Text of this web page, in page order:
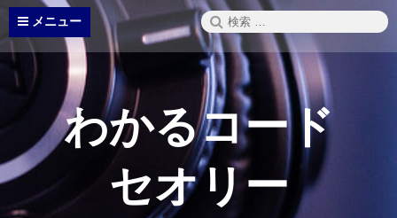
コ
テ
ン
ッ
プ
メニュー
検
索:
わかるコード
セオリー